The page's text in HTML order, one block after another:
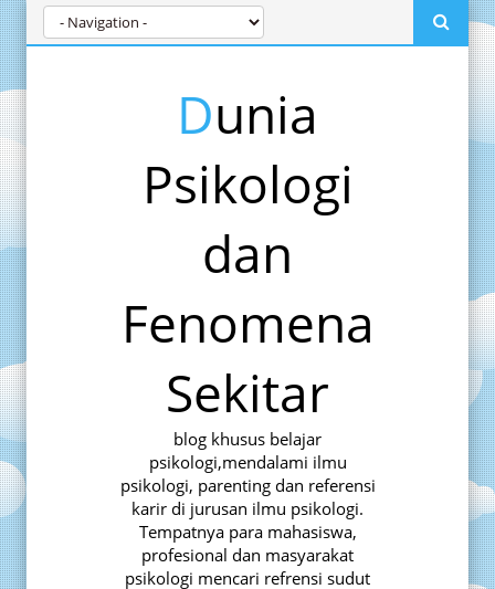
Dunia
Psikologi
dan
Fenomena
Sekitar
blog khusus belajar
psikologi,mendalami ilmu
psikologi, parenting dan referensi
karir di jurusan ilmu psikologi.
Tempatnya para mahasiswa,
profesional dan masyarakat
psikologi mencari refrensi sudut